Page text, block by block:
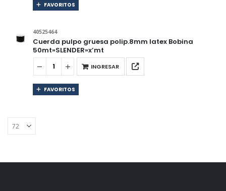
FAVORITOS
40525464
Cuerda pulpo gruesa polip.8mm latex Bobina
50mt»SLENDER»x’mt
INGRESAR
FAVORITOS